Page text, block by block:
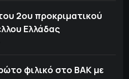
2ου προκριματικού
Ελλάδας
φιλικό στο ΒΑΚ με